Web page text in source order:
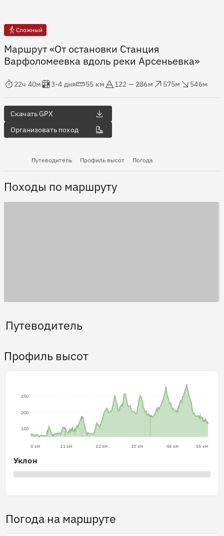
Сложный
Маршрут «От остановки Станция
Варфоломеевка вдоль реки Арсеньевка»
в пути
22ч 40м
Оценка в днях
3-4 дня
Дистанция
55 км
Абсолютная высота
122 — 286м
Набор высоты
575м
Сброс высоты
546м
Скачать GPX
Организовать поход
Путеводитель Профиль высот Погода
Походы по маршруту
Путеводитель
Профиль высот
150
200
250
0 км 11 км 22 км 33 км 44 км 55 км
Уклон
Погода на маршруте